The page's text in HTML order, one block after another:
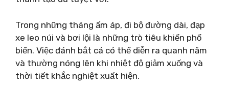
Trong những tháng ấm áp, đi bộ đường dài, đạp
xe leo núi và bơi lội là những trò tiêu khiển phổ
biến. Việc đánh bắt cá có thể diễn ra quanh năm
và thường nóng lên khi nhiệt độ giảm xuống và
thời tiết khắc nghiệt xuất hiện.